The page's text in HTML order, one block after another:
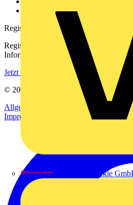
Alexander Bürkle
voltimum.com
Registrierung
Registrieren Sie sich kostenlos und
Informationen aus der Elektroindustrie.
Jetzt registrieren
© 2002-
Voltimum
Allgemeine Geschäftsbedingungen
Impressum